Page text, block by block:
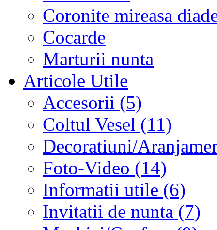
Coronite mireasa
Cocarde
Marturii nunta
Articole Utile
Accesorii (5)
Coltul Vesel (11)
Decoratiuni/
Foto-Video (14)
Informatii utile (6)
Invitatii de nunta (7)